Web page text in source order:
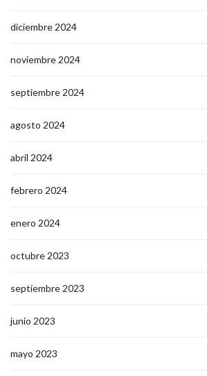
diciembre 2024
noviembre 2024
septiembre 2024
agosto 2024
abril 2024
febrero 2024
enero 2024
octubre 2023
septiembre 2023
junio 2023
mayo 2023